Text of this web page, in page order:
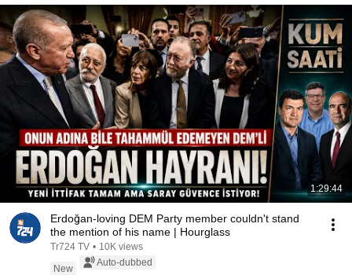
1:29:44
Erdoğan-loving DEM Party member couldn't stand
the mention of his name | Hourglass
Tr724 TV • 10K views
New
Auto-dubbed